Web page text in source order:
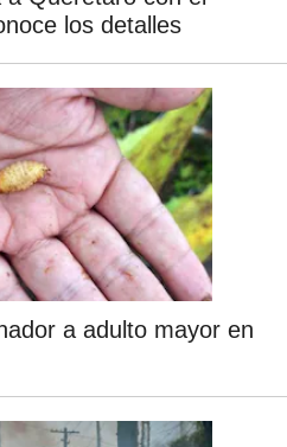
los detalles
a adulto mayor en